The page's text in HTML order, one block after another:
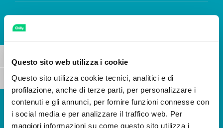
Questo sito web utilizza i cookie
Questo sito utilizza cookie tecnici, analitici e di
profilazione, anche di terze parti, per personalizzare i
contenuti e gli annunci, per fornire funzioni connesse con
i social media e per analizzare il traffico web. Per
maggiori informazioni su come questo sito utilizza i
Toggle High Contrast
Toggle Font size
ANTIODOR
zápachu a vďaka antibakteriálnemu
pôsobeniu znižuje jeho tvorbu.